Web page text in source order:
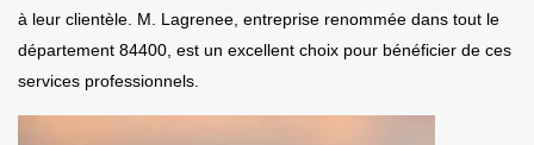
à leur clientèle. M. Lagrenee, entreprise renommée dans tout le
département 84400, est un excellent choix pour bénéficier de ces
services professionnels.